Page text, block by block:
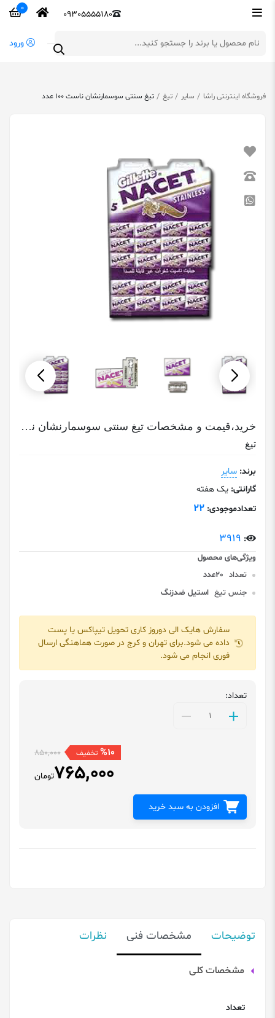
09305555180
0
ورود
فروشگاه اینترنتی راشا سایر تیغ تیغ سنتی سوسمارنشان ناست 100 عدد
خرید،قیمت و مشخصات تیغ سنتی سوسمارنشان ناست Nacet
تیغ
برند: سایر
گارانتی: یک هفته
تعدادموجودی: 22
:
3919
تعداد 20عدد
جنس تیغ استیل ضدزنگ
سفارش هایک الی دوروز کاری تحویل تیپاکس یا پست
داده می شود.برای تهران و کرج در صورت هماهنگی ارسال
فوری انجام می شود.
تعداد:
%10 تخفیف 850,000
765,000تومان
افزودن به سبد خرید
توضیحات مشخصات فنی نظرات
مشخصات کلی
تعداد